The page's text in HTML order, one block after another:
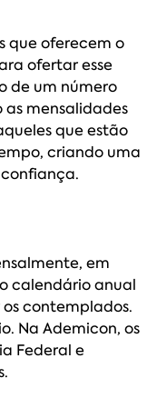
que oferecem o
ofertar esse
de um número
mensalidades
que estão
criando uma
em
calendário anual
contemplados.
Na Ademicon, os
Federal e